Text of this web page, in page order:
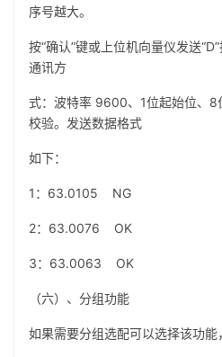
序号越大。
按“确认”键或上位机向量仪发送
通讯方
式：波特率 9600、1位起始位、8
校验。发送数据格式
如下：
1：63.0105 NG
2：63.0076 OK
3：63.0063 OK
（六）、分组功能
如果需要分组选配可以选择该功能